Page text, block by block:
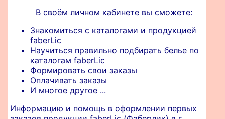
В своём личном кабинете вы сможете:
Знакомиться с каталогами и продукцией
faberLic
Научиться правильно подбирать белье по
каталогам faberLic
Формировать свои заказы
Оплачивать заказы
И многое другое ...
Информацию и помощь в оформлении первых